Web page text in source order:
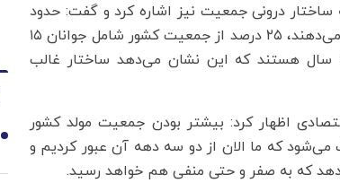
ساختار درونی جمعیت نیز اشاره کرد و گفت: حدود
۲۴ درصد از جمعیت کشور را کودکان و نوجوانان زیر ۱۵ سال تشکیل می‌دهند، ۲۵ درصد از جمعیت کشور شامل جوانان ۱۵
تا ۲۹ساله و ۴۴ درصد میان‌سال و مابقی هم سالمندان بالای ۶۵ سال هستند که این نشان می‌دهد ساختار غالب
اظهار کرد: بیشتر بودن جمعیت مولد کشور
که ما الان از دو سه دهه آن عبور کردیم و
که به صفر و حتی منفی هم خواهد رسید.
1